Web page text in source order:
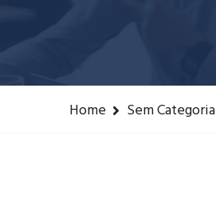
Home Sem Categoria